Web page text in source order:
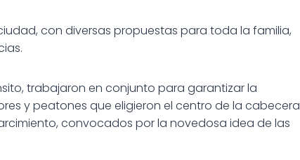
con diversas propuestas para toda la familia,
trabajaron en conjunto para garantizar la
y peatones que eligieron el centro de la cabecera
convocados por la novedosa idea de las